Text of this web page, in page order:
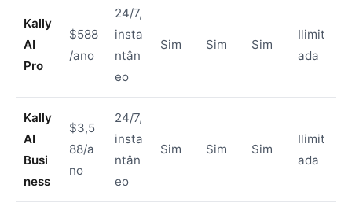
Kally
AI
Pro
$588
/ano
24/7,
insta
ntân
eo
Sim Sim Sim
Ilimit
ada
Kally
AI
Busi
ness
$3,5
88/a
no
24/7,
insta
ntân
eo
Sim Sim Sim
Ilimit
ada